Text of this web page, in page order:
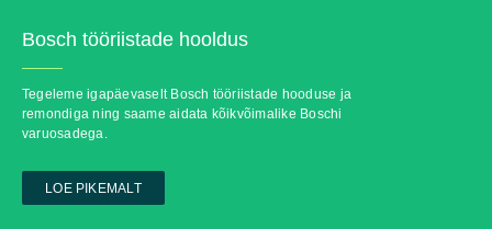
Bosch tööriistade hooldus
Tegeleme igapäevaselt Bosch tööriistade hooduse ja
remondiga ning saame aidata kõikvõimalike Boschi
varuosadega.
LOE PIKEMALT